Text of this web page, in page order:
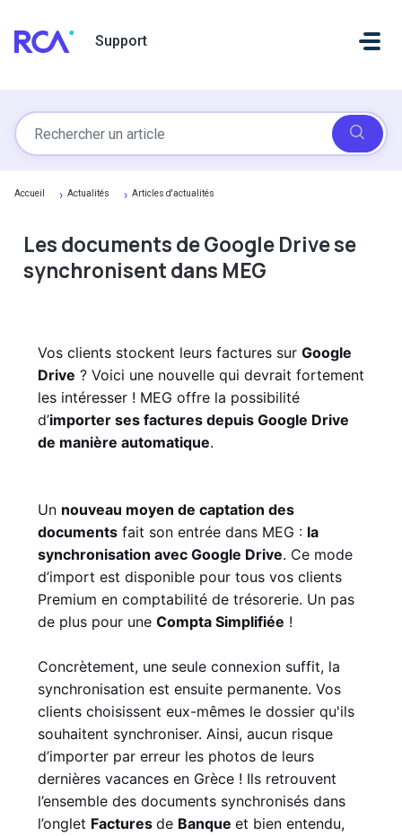
Support
Accueil Actualités Articles d'actualités
Les documents de Google Drive se
synchronisent dans MEG
Vos clients stockent leurs factures sur Google
Drive ? Voici une nouvelle qui devrait fortement
les intéresser ! MEG offre la possibilité
d’importer ses factures depuis Google Drive
de manière automatique.
Un nouveau moyen de captation des
documents fait son entrée dans MEG : la
synchronisation avec Google Drive. Ce mode
d’import est disponible pour tous vos clients
Premium en comptabilité de trésorerie. Un pas
de plus pour une Compta Simplifiée !
Concrètement, une seule connexion suffit, la
synchronisation est ensuite permanente. Vos
clients choisissent eux-mêmes le dossier qu'ils
souhaitent synchroniser. Ainsi, aucun risque
d’importer par erreur les photos de leurs
dernières vacances en Grèce ! Ils retrouvent
l’ensemble des documents synchronisés dans
l’onglet Factures de Banque et bien entendu,